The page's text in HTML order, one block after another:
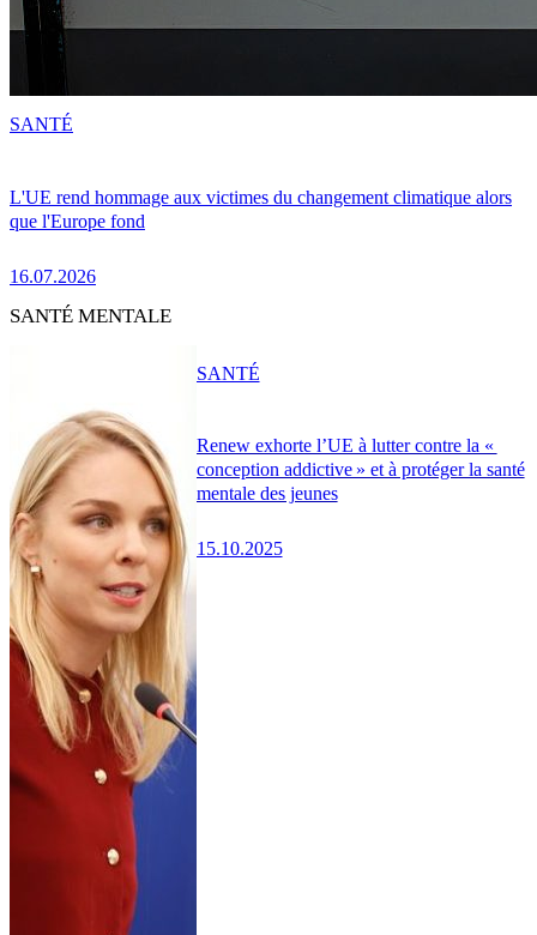
L'UE rend hommage aux victimes du changement climatique alors
que l'Europe fond
16.07.2026
SANTÉ
SANTÉ MENTALE
Renew exhorte l’UE à lutter contre la «
conception addictive » et à protéger la santé
mentale des jeunes
15.10.2025
SANTÉ